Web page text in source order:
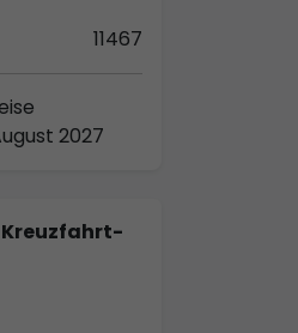
11467
2027
Kreuzfahrt-